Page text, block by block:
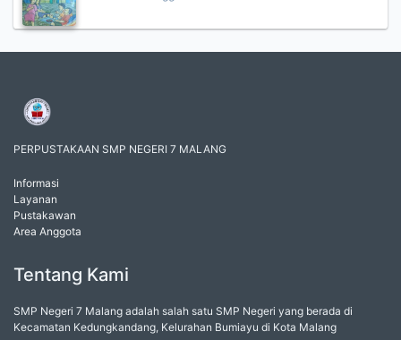
PERPUSTAKAAN SMP NEGERI 7 MALANG
Informasi
Layanan
Pustakawan
Area Anggota
Tentang Kami
SMP Negeri 7 Malang adalah salah satu SMP Negeri yang berada di
Kecamatan Kedungkandang, Kelurahan Bumiayu di Kota Malang